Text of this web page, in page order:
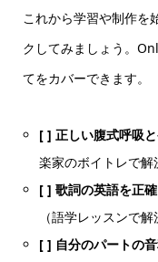
これから学習や制作を
クしてみましょう。
てをカバーできます。
[ ] 正しい腹式呼吸
楽家のボイトレで解
[ ] 歌詞の英語を正
（語学レッスンで解
[ ] 自分のパートの